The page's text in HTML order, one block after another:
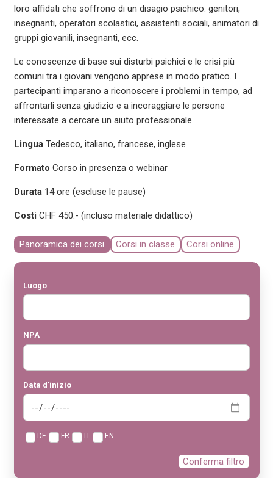
loro affidati che soffrono di un disagio psichico: genitori,
insegnanti, operatori scolastici, assistenti sociali, animatori di
gruppi giovanili, insegnanti, ecc.
Le conoscenze di base sui disturbi psichici e le crisi più
comuni tra i giovani vengono apprese in modo pratico. I
partecipanti imparano a riconoscere i problemi in tempo, ad
affrontarli senza giudizio e a incoraggiare le persone
interessate a cercare un aiuto professionale.
LinguaTedesco, italiano, francese, inglese
Formato Corso in presenza o webinar
Durata14 ore (escluse le pause)
Costi CHF 450.- (incluso materiale didattico)
Panoramica dei corsi Corsi in classe Corsi online
Luogo
NPA
Data d'inizio
DE FR IT EN
Conferma filtro